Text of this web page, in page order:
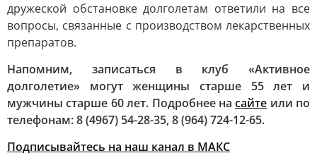
дружеской обстановке долголетам ответили на все
вопросы, связанные с производством лекарственных
препаратов.
Напомним, записаться в клуб «Активное
долголетие» могут женщины старше 55 лет и
мужчины старше 60 лет. Подробнее насайте или по
телефонам: 8 (4967) 54-28-35, 8 (964) 724-12-65.
Подписывайтесь на наш канал в МАКС